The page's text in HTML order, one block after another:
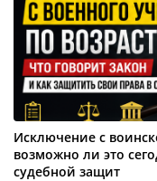
Исключение с
возможно ли это
судебной защит